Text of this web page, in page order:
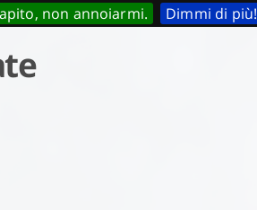
non annoiarmi. Dimmi di più!